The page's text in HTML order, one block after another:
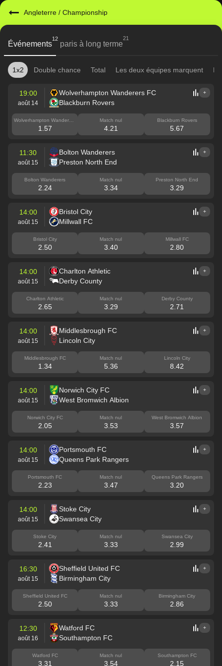
Angleterre / Championship
Événements
12
paris à long terme
21
1x2 Double chance Total Les deux équipes marquent
19:00
août 14
Wolverhampton Wanderers FC
Blackburn Rovers
+
Wolverhampton Wanderers
FC
1.57
Match nul
4.21
Blackburn Rovers
5.67
11:30
août 15
Bolton Wanderers
Preston North End
+
Bolton Wanderers
2.24
Match nul
3.34
Preston North End
3.29
14:00
août 15
Bristol City
Millwall FC
+
Bristol City
2.50
Match nul
3.40
Millwall FC
2.80
14:00
août 15
Charlton Athletic
Derby County
+
Charlton Athletic
2.65
Match nul
3.29
Derby County
2.71
14:00
août 15
Middlesbrough FC
Lincoln City
+
Middlesbrough FC
1.34
Match nul
5.36
Lincoln City
8.42
14:00
août 15
Norwich City FC
West Bromwich Albion
+
Norwich City FC
2.05
Match nul
3.53
West Bromwich Albion
3.57
14:00
août 15
Portsmouth FC
Queens Park Rangers
+
Portsmouth FC
2.23
Match nul
3.47
Queens Park Rangers
3.20
14:00
août 15
Stoke City
Swansea City
+
Stoke City
2.41
Match nul
3.33
Swansea City
2.99
16:30
août 15
Sheffield United FC
Birmingham City
+
Sheffield United FC
2.50
Match nul
3.33
Birmingham City
2.86
12:30
août 16
Watford FC
Southampton FC
+
Watford FC
3.31
Match nul
3.54
Southampton FC
2.15